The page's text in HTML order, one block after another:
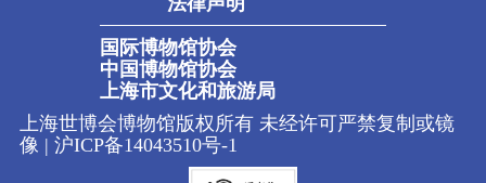
国际博物馆协会
中国博物馆协会
上海市文化和旅游局
上海世博会博物馆版权所有 未经许可严禁复制或镜
像 | 沪ICP备14043510号-1